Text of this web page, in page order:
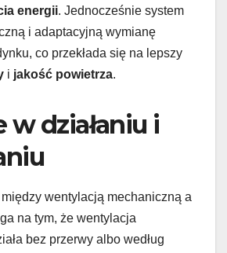
energii. Jednocześnie system
i adaptacyjną wymianę
co przekłada się na lepszy
i jakość powietrza.
w działaniu i
między wentylacją mechaniczną a
na tym, że wentylacja
bez przerwy albo według